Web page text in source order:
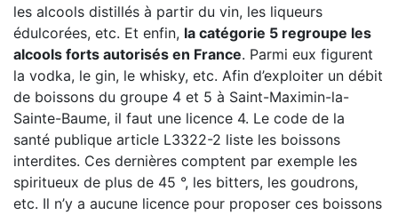
les alcools distillés à partir du vin, les liqueurs
édulcorées, etc. Et enfin, la catégorie 5 regroupe les
alcools forts autorisés en France. Parmi eux figurent
la vodka, le gin, le whisky, etc. Afin d’exploiter un débit
de boissons du groupe 4 et 5 à Saint-Maximin-la-
Sainte-Baume, il faut une licence 4. Le code de la
santé publique article L3322-2 liste les boissons
interdites. Ces dernières comptent par exemple les
spiritueux de plus de 45 °, les bitters, les goudrons,
etc. Il n’y a aucune licence pour proposer ces boissons